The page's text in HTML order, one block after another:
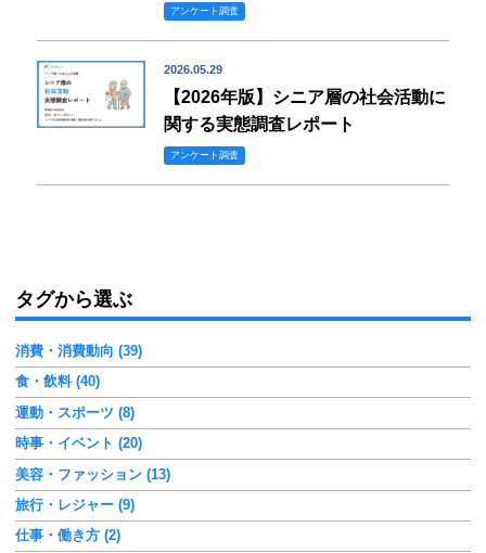
アンケート調査
2026.05.29
【2026年版】シニア層の社会活動に
関する実態調査レポート
アンケート調査
タグから選ぶ
消費・消費動向 (39)
食・飲料 (40)
運動・スポーツ (8)
時事・イベント (20)
美容・ファッション (13)
旅行・レジャー (9)
仕事・働き方 (2)